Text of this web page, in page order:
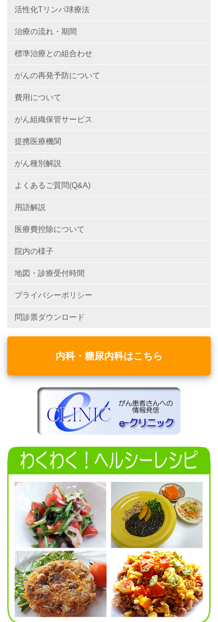
活性化Tリンパ球療法
治療の流れ・期間
標準治療との組合わせ
がんの再発予防について
費用について
がん組織保管サービス
提携医療機関
がん種別解説
よくあるご質問(Q&A)
用語解説
医療費控除について
院内の様子
地図・診療受付時間
プライバシーポリシー
問診票ダウンロード
内科・糖尿内科はこちら